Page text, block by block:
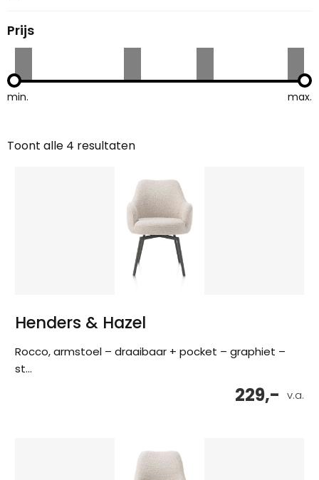
Prijs
min. max.
Toont alle 4 resultaten
Gesorteerd
Henders & Hazel
Rocco, armstoel – draaibaar + pocket – graphiet –
st...
v.a.
229,-